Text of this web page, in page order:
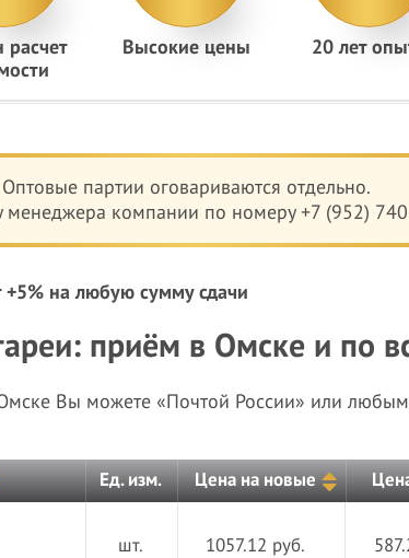
расчет
Высокие цены 20 лет
Оптовые партии оговариваются отдельно.
менеджера компании по номеру +7 (952)
+5% на любую сумму сдачи
приём в Омске и по
Вы можете «Почтой России» или
Ед. изм. Цена на новые
шт. 1057.12 руб.